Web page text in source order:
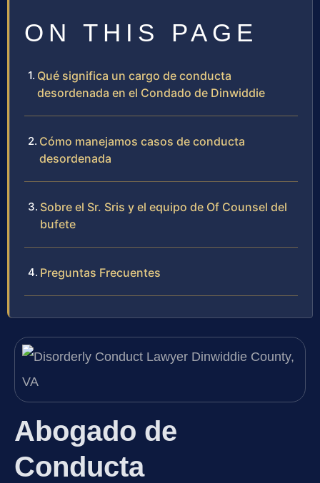
ON THIS PAGE
Qué significa un cargo de conducta
desordenada en el Condado de Dinwiddie
Cómo manejamos casos de conducta
desordenada
Sobre el Sr. Sris y el equipo de Of Counsel del
bufete
Preguntas Frecuentes
Abogado de
Conducta